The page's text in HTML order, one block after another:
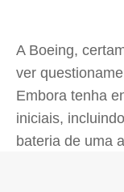
A Boeing,
ver
Embora tenha
iniciais,
bateria de uma